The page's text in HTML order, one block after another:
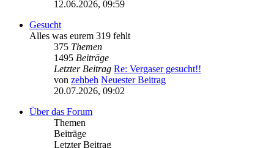
12.06.2026, 09:59
Gesucht
Alles was eurem 319 fehlt
375 Themen
1495 Beiträge
Letzter Beitrag Re: Vergaser gesucht!!
von zehbeh Neuester Beitrag
20.07.2026, 09:02
Über das Forum
Themen
Beiträge
Letzter Beitrag